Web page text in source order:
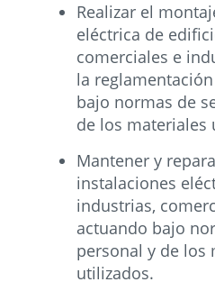
Realizar el
eléctrica de
comerciales e
la
bajo normas de
de los materiales
Mantener y
instalaciones
industrias,
actuando bajo
personal y de los
utilizados.